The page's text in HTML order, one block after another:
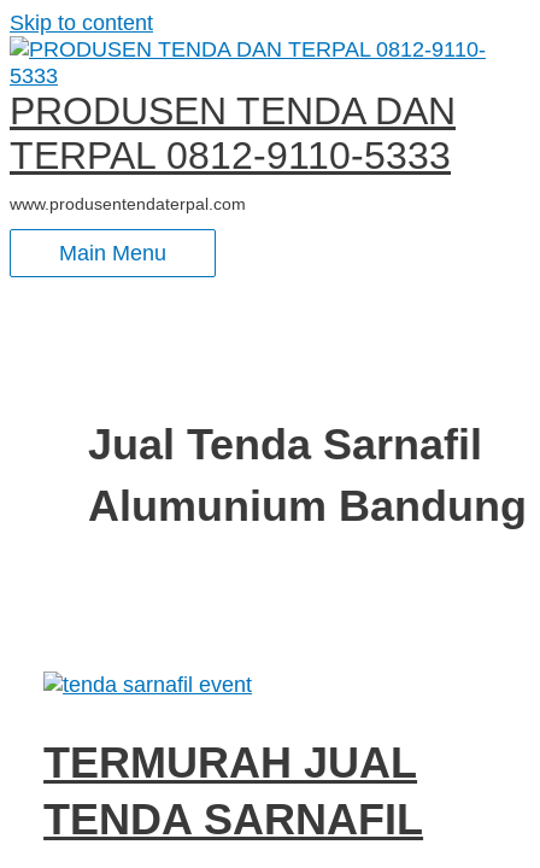
Skip to content
PRODUSEN TENDA DAN
TERPAL 0812-9110-5333
www.produsentendaterpal.com
Main Menu
Jual Tenda Sarnafil
Alumunium Bandung
TERMURAH JUAL
TENDA SARNAFIL